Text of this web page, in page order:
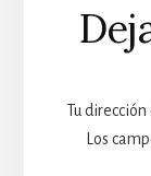
Tu
Los